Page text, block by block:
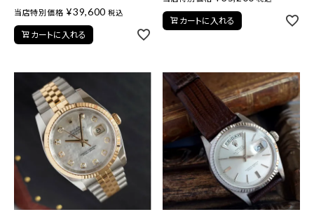
当店特別価格 ¥39,600 税込
カートに入れる
カートに入れる